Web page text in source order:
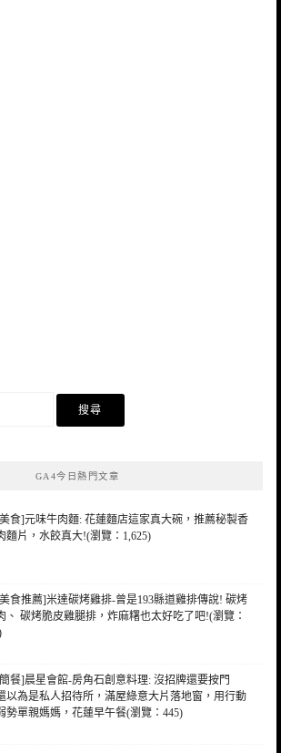
GA4今日熱門文章
食]元味牛肉麵: 花蓮麵店這家真大碗，推薦秘製香
麵片，水餃真大!(瀏覽：1,625)
食推薦]米達碳烤雞排-曾是193縣道雞排傳說! 碳烤
、 碳烤脆皮雞腿排，炸麻糬也太好吃了吧!(瀏覽：
餐]晨星會館-房角石創意料理: 沒招牌還要按門
以為是私人招待所，滿屋綠意大片落地窗，用行動
勢單親媽媽，花蓮早午餐(瀏覽：445)